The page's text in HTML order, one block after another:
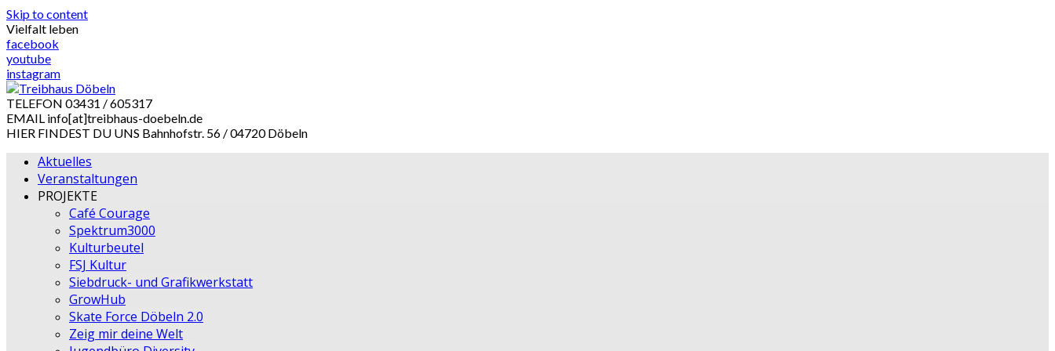
Skip to content
Vielfalt leben
facebook
youtube
instagram
TELEFON 03431 / 605317
EMAIL info[at]treibhaus-doebeln.de
HIER FINDEST DU UNS Bahnhofstr. 56 / 04720 Döbeln
Aktuelles
Veranstaltungen
PROJEKTE
Café Courage
Spektrum3000
Kulturbeutel
FSJ Kultur
Siebdruck- und Grafikwerkstatt
GrowHub
Skate Force Döbeln 2.0
Zeig mir deine Welt